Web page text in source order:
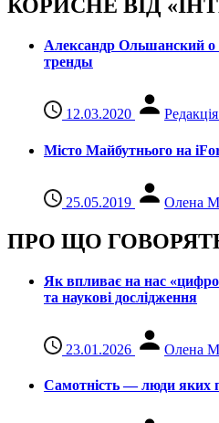
КОРИСНЕ ВІД
Александр Ольшанский
тренды
12.03.2020
Місто Майбутнього на
25.05.2019 Олена
ПРО ЩО
Як впливає на нас
та наукові дослідження
23.01.2026 Олена
Самотність — люди яких